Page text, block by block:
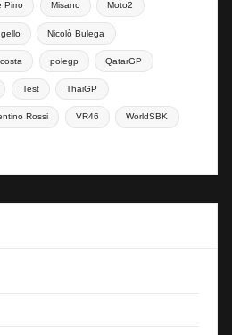
Pirro Misano Moto2
Nicolò Bulega
polegp QatarGP
Test ThaiGP
Rossi VR46 WorldSBK